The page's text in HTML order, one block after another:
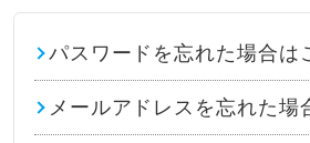
パスワードを忘れた場合は
メールアドレスを忘れた場